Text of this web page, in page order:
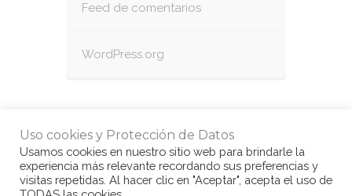
Feed de comentarios
WordPress.org
Uso cookies y Protección de Datos
Usamos cookies en nuestro sitio web para brindarle la
experiencia más relevante recordando sus preferencias y
visitas repetidas. Al hacer clic en "Aceptar", acepta el uso de